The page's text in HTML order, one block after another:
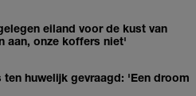
eiland voor de kust van
aan, onze koffers niet'
huwelijk gevraagd: 'Een droom